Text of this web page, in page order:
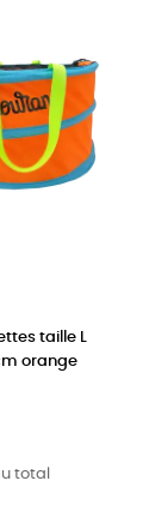
taille L
orange
total